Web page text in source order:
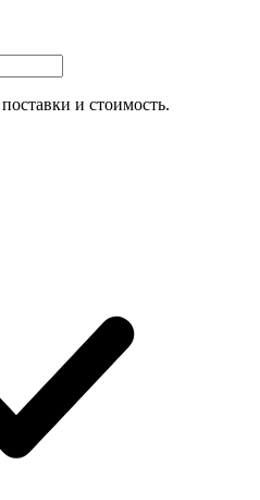
и стоимость.